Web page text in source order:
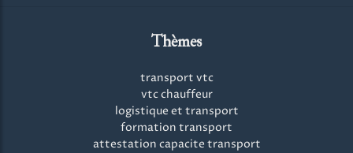
Thèmes
transport vtc
vtc chauffeur
logistique et transport
formation transport
attestation capacite transport